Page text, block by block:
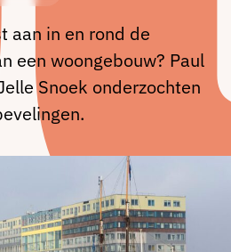
aan in en rond de
een woongebouw? Paul
Snoek onderzochten